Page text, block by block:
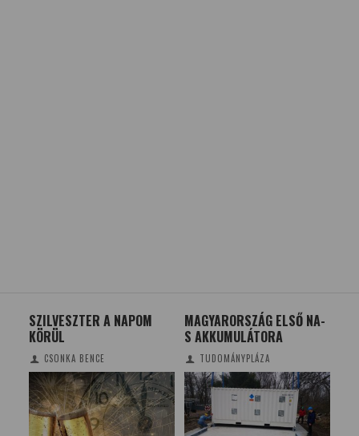
SZILVESZTER A NAPOM
KÖRÜL
CSONKA BENCE
MAGYARORSZÁG ELSŐ NA-
S AKKUMULÁTORA
TUDOMÁNYPLÁZA